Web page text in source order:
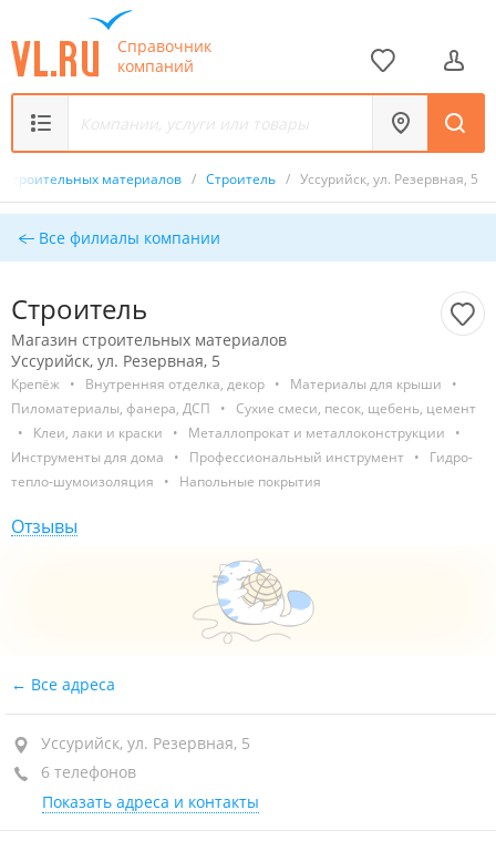
Справочник
компаний
материалов / Строитель / Уссурийск, ул. Резервная, 5
Все филиалы компании
Строитель
Магазин строительных материалов
Уссурийск, ул. Резервная, 5
Крепёж • Внутренняя отделка, декор • Материалы для крыши
•
Пиломатериалы, фанера, ДСП
•
Сухие смеси, песок, щебень, цемент
•
Клеи, лаки и краски • Металлопрокат и металлоконструкции
•
Инструменты для дома
• Профессиональный инструмент •
Гидро-
тепло-шумоизоляция
• Напольные покрытия
Отзывы
Все адреса
Уссурийск, ул. Резервная, 5
6 телефонов
Показать адреса и контакты